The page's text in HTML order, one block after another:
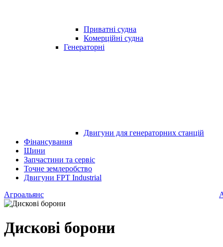
Приватні судна
Комерційні судна
Генераторні
Двигуни для генераторних станцій
Фінансування
Шини
Запчастини та сервіс
Точне землеробство
Двигуни FPT Industrial
Агроальянс
Дискові борони